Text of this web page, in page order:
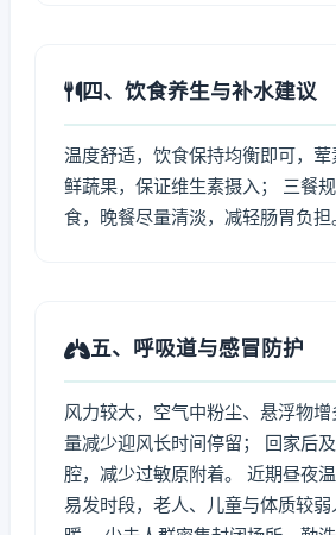
四、饮食养生与补水建议
温度舒适，饮食保持均衡即可，
鲜蔬果，保证维生素摄入； 三餐
食，晚餐尽量清淡，减轻肠胃负担
五、呼吸道与感冒防护
风力较大，空气中粉尘、悬浮物
量减少迎风长时间停留； 回家后
腔，减少过敏原附着。 近期昼夜
易发时段，老人、儿童与体质较